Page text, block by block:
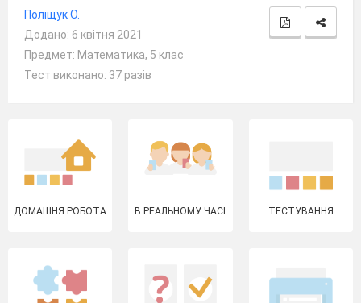
Поліщук О.
Додано: 6 квітня 2021
Предмет: Математика, 5 клас
Тест виконано: 37 разів
ДОМАШНЯ РОБОТА В РЕАЛЬНОМУ ЧАСІ ТЕСТУВАННЯ